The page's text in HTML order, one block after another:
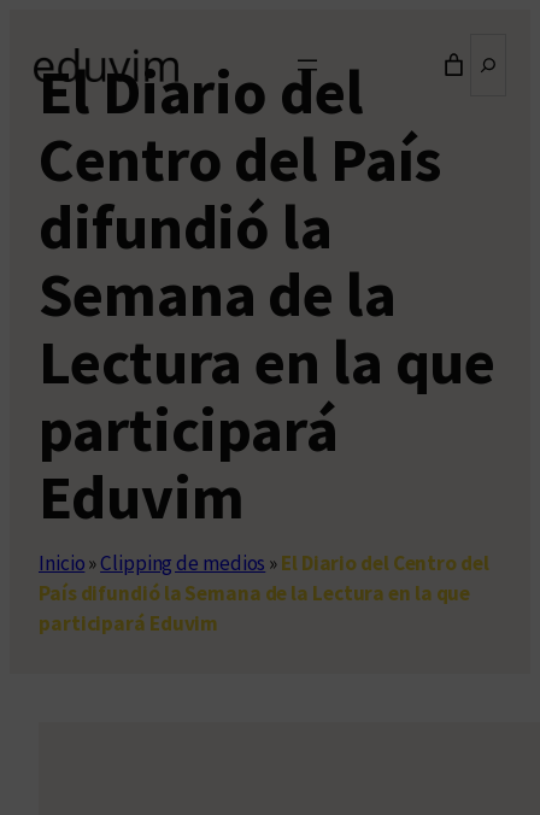
contenido
El Diario del
Centro del País
difundió la
Semana de la
Lectura en la que
participará
Eduvim
Inicio»Clipping de medios »El Diario del Centro del
País difundió la Semana de la Lectura en la que
participará Eduvim